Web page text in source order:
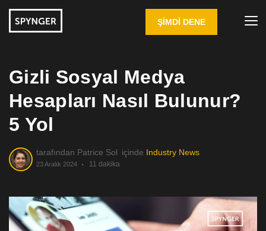
ŞIMDI DENE
Gizli Sosyal Medya
Hesapları Nasıl Bulunur?
5 Yol
tarafından Patrice Sol içinde Industry News
23 Aralık 2024 11 dakika